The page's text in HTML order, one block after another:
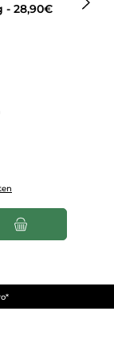
- 28,90€
oder benutze die